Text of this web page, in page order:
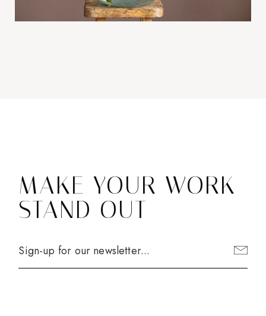
MAKE YOUR WORK
STAND OUT